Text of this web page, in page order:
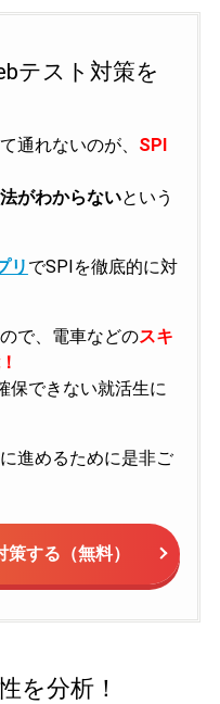
テスト対策を
通れないのが、 SPI
がわからないという
リ でSPIを徹底的に対
で、電車などのスキ
保できない就活生に
進めるために是非ご
する（無料）
を分析！